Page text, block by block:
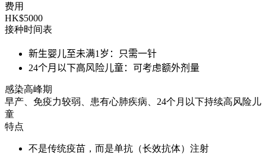
费用
HK$5000
接种时间表
新生婴儿至未满1岁：只需一针
24个月以下高风险儿童：可考虑额外剂量
感染高峰期
早产、免疫力较弱、患有心肺疾病、24个月以下持续高风险儿
童
特点
不是传统疫苗，而是单抗（长效抗体）注射